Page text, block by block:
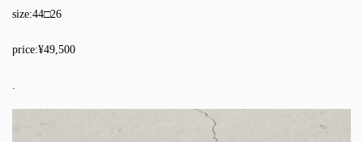
size:44□26
price:¥49,500
.